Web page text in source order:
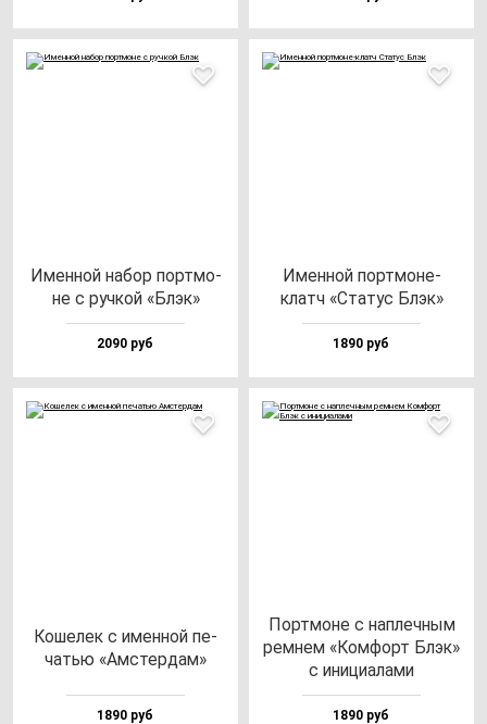
Имен­ной на­бор пор­тмо­
не с руч­кой «Блэк»
2090 руб
Имен­ной пор­тмо­не-
клатч «Ста­тус Блэк»
1890 руб
Коше­лек с имен­ной пе­
чатью «Амстер­дам»
1890 руб
Пор­тмо­не с нап­леч­ным
рем­нем «Ком­форт Блэк»
с ини­ци­ала­ми
1890 руб